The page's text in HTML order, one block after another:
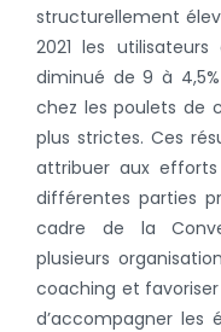
structurellement
2021 les
diminué de 9 à
chez les poulets de
plus strictes. Ces
attribuer aux
différentes parties
cadre de la
plusieurs
coaching et
d’accompagner les